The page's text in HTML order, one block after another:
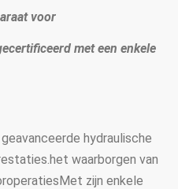
voor
met een enkele
hydraulische
waarborgen van
zijn enkele